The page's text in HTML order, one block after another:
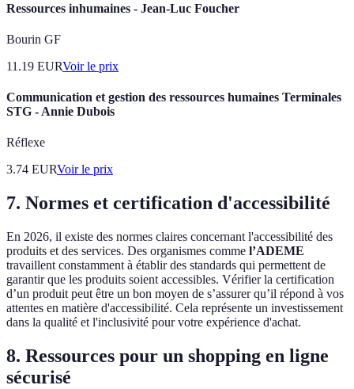
Ressources inhumaines - Jean-Luc Foucher
Bourin GF
11.19 EURVoir le prix
Communication et gestion des ressources humaines Terminales
STG - Annie Dubois
Réflexe
3.74 EURVoir le prix
7. Normes et certification d'accessibilité
En 2026, il existe des normes claires concernant l'accessibilité des
produits et des services. Des organismes comme l’ADEME
travaillent constamment à établir des standards qui permettent de
garantir que les produits soient accessibles. Vérifier la certification
d’un produit peut être un bon moyen de s’assurer qu’il répond à vos
attentes en matière d'accessibilité. Cela représente un investissement
dans la qualité et l'inclusivité pour votre expérience d'achat.
8. Ressources pour un shopping en ligne
sécurisé